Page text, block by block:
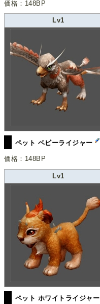
価格：148BP
Lv1
ペット ベビーライジャー
価格：148BP
Lv1
ペット ホワイトライジャー